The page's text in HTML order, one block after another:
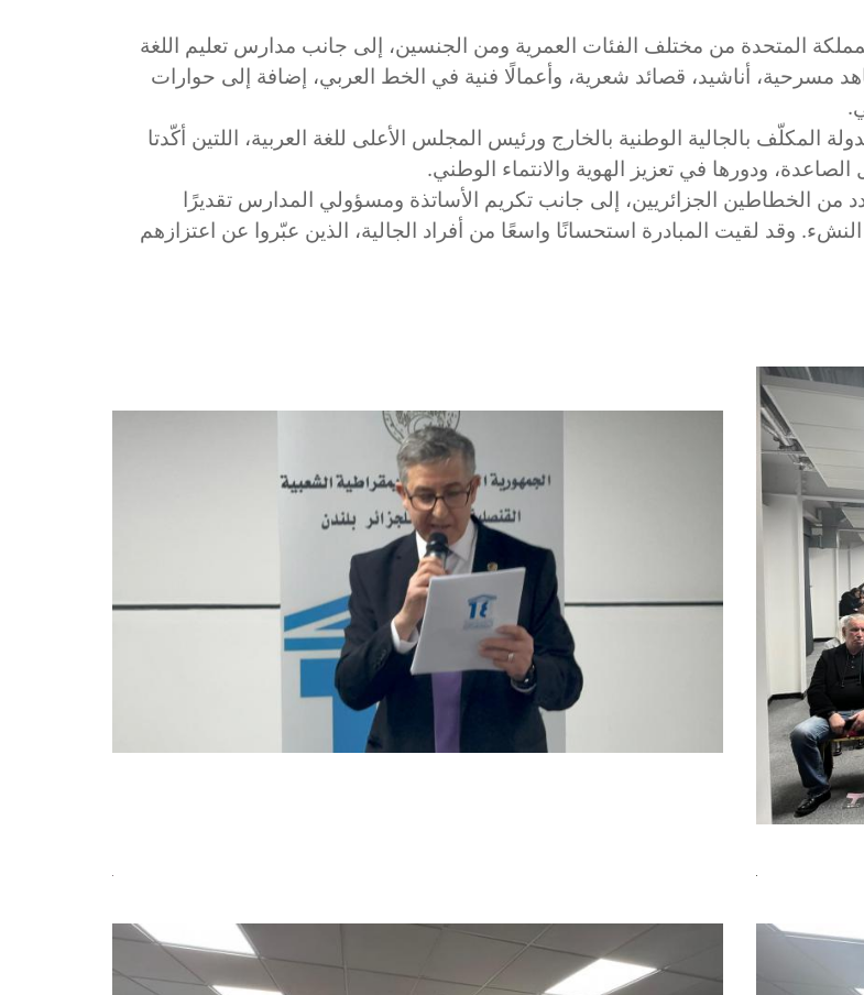
المتحدة من مختلف الفئات العمرية ومن الجنسين، إلى جانب مدارس تعليم اللغة
أناشيد، قصائد شعرية، وأعمالًا فنية في الخط العربي، إضافة إلى حوارات
المكلّف بالجالية الوطنية بالخارج ورئيس المجلس الأعلى للغة العربية، اللتين أكّدتا
ودورها في تعزيز الهوية والانتماء الوطني.
الخطاطين الجزائريين، إلى جانب تكريم الأساتذة ومسؤولي المدارس تقديرًا
وقد لقيت المبادرة استحسانًا واسعًا من أفراد الجالية، الذين عبّروا عن اعتزازهم